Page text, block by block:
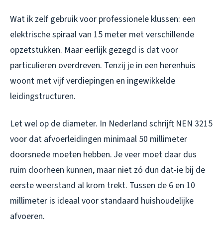
Wat ik zelf gebruik voor professionele klussen: een
elektrische spiraal van 15 meter met verschillende
opzetstukken. Maar eerlijk gezegd is dat voor
particulieren overdreven. Tenzij je in een herenhuis
woont met vijf verdiepingen en ingewikkelde
leidingstructuren.
Let wel op de diameter. In Nederland schrijft NEN 3215
voor dat afvoerleidingen minimaal 50 millimeter
doorsnede moeten hebben. Je veer moet daar dus
ruim doorheen kunnen, maar niet zó dun dat-ie bij de
eerste weerstand al krom trekt. Tussen de 6 en 10
millimeter is ideaal voor standaard huishoudelijke
afvoeren.